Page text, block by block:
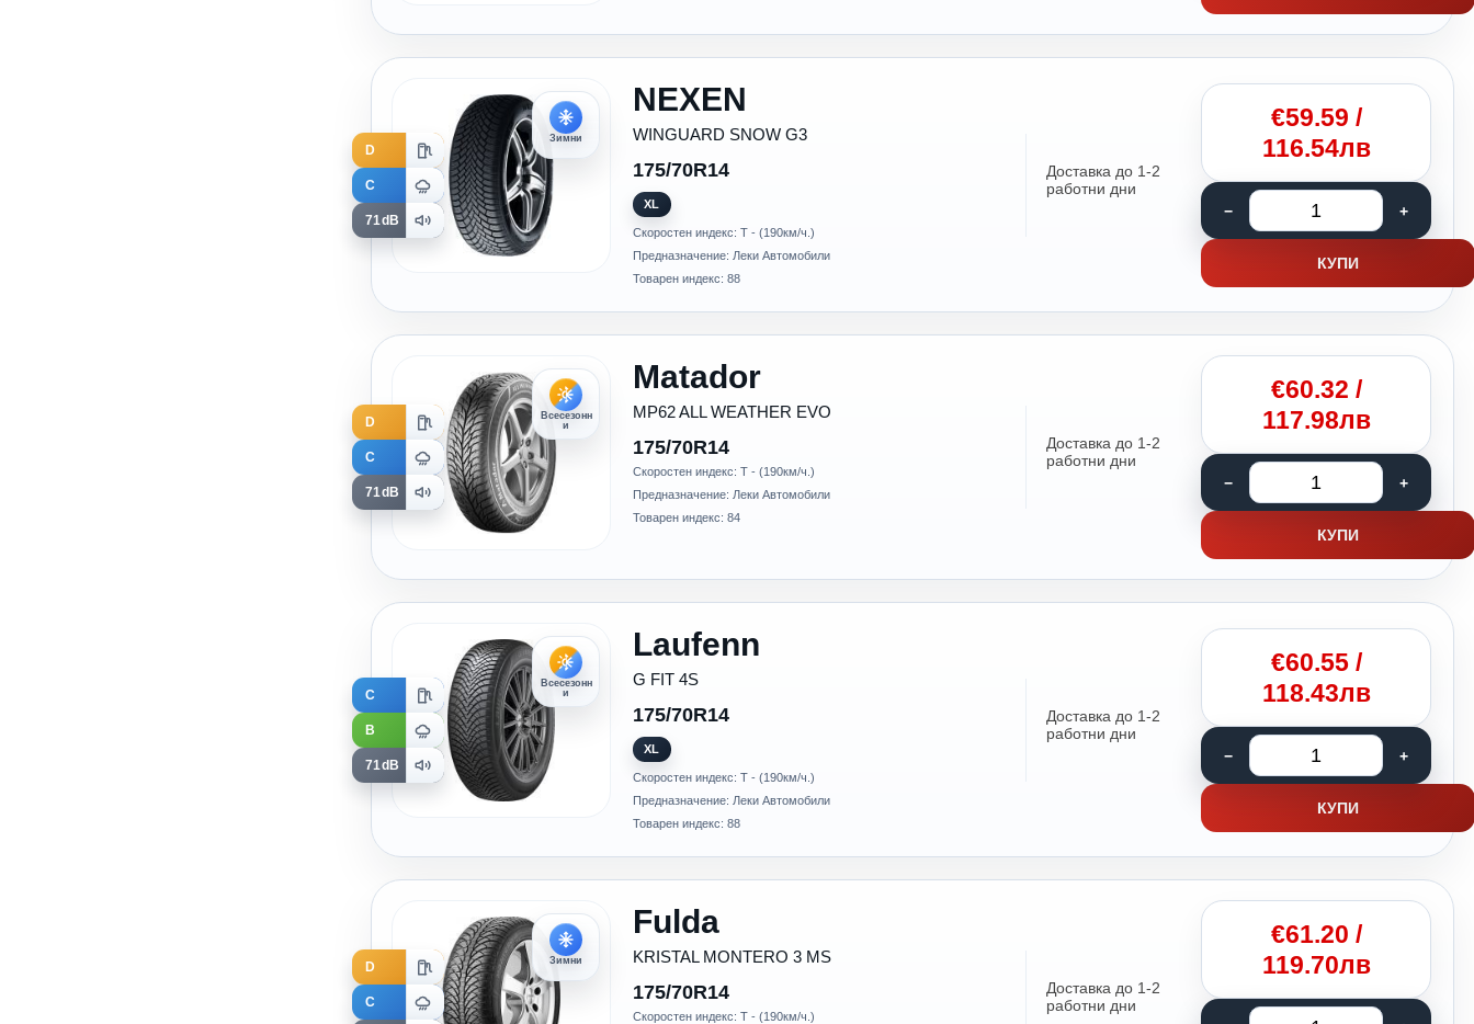
Зимни
NEXEN
WINGUARD SNOW G3
175/70R14
D
C
71dB
XL
Скоростен индекс: T - (190км/ч.)
Предназначение: Леки Автомобили
Товарен индекс: 88
Доставка до 1-2
работни дни
€59.59 /
116.54лв
КУПИ
Всесезонн
и
Matador
MP62 ALL WEATHER EVO
175/70R14
D
C
71dB
Скоростен индекс: T - (190км/ч.)
Предназначение: Леки Автомобили
Товарен индекс: 84
Доставка до 1-2
работни дни
€60.32 /
117.98лв
КУПИ
Всесезонн
и
Laufenn
G FIT 4S
175/70R14
C
B
71dB
XL
Скоростен индекс: T - (190км/ч.)
Предназначение: Леки Автомобили
Товарен индекс: 88
Доставка до 1-2
работни дни
€60.55/
118.43лв
КУПИ
Зимни
Fulda
KRISTAL MONTERO 3 MS
175/70R14
D
C
Скоростен индекс: T - (190км/ч.)
Доставка до 1-2
работни дни
€61.20 /
119.70лв